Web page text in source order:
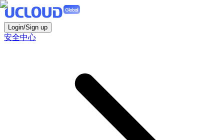
Login/Sign up
安全中心